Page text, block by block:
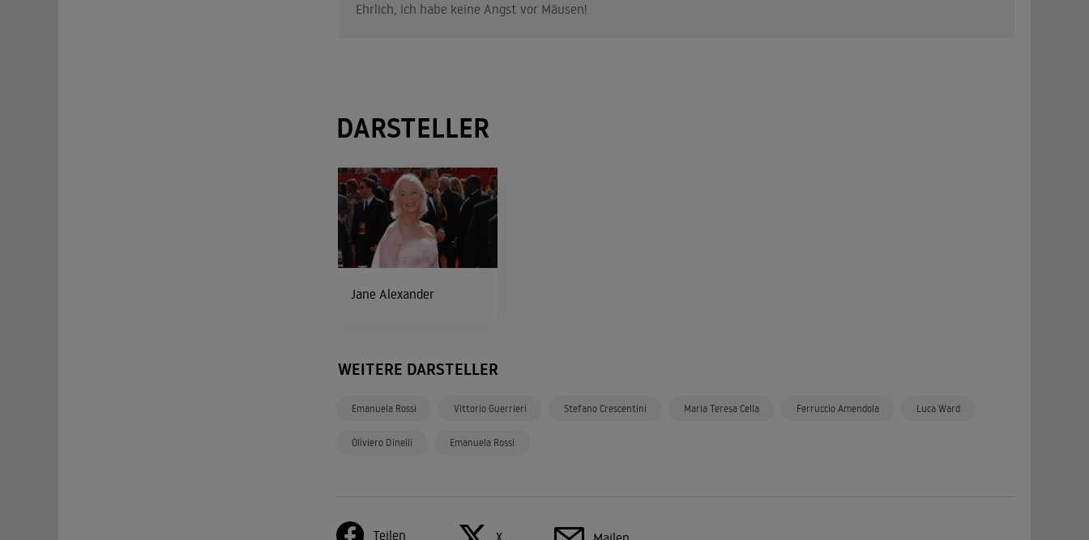
Ehrlich, ich habe keine Angst vor Mäusen!
DARSTELLER
Jane Alexander
WEITERE DARSTELLER
Emanuela Rossi Vittorio Guerrieri Stefano Crescentini Maria Teresa Cella Ferruccio Amendola Luca Ward
Oliviero Dinelli Emanuela Rossi
Teilen X